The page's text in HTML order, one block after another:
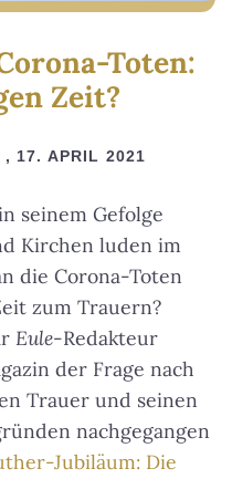
Toten:
Zeit?
, 17. APRIL 2021
seinem Gefolge
Kirchen luden im
die Corona-Toten
zum Trauern?
Eule-Redakteur
der Frage nach
Trauer und seinen
nachgegangen
Jubiläum: Die